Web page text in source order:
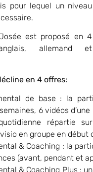
pour lequel un niveau
est proposé en 4
allemand et
en 4 offres:
de base : la
6 vidéos
répartie
en groupe en début
& Coaching : la
(avant, pendant et
& Coaching Plus :